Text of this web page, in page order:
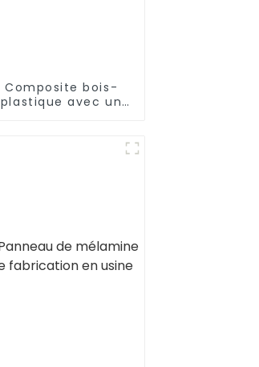
Composite bois-
plastique avec un